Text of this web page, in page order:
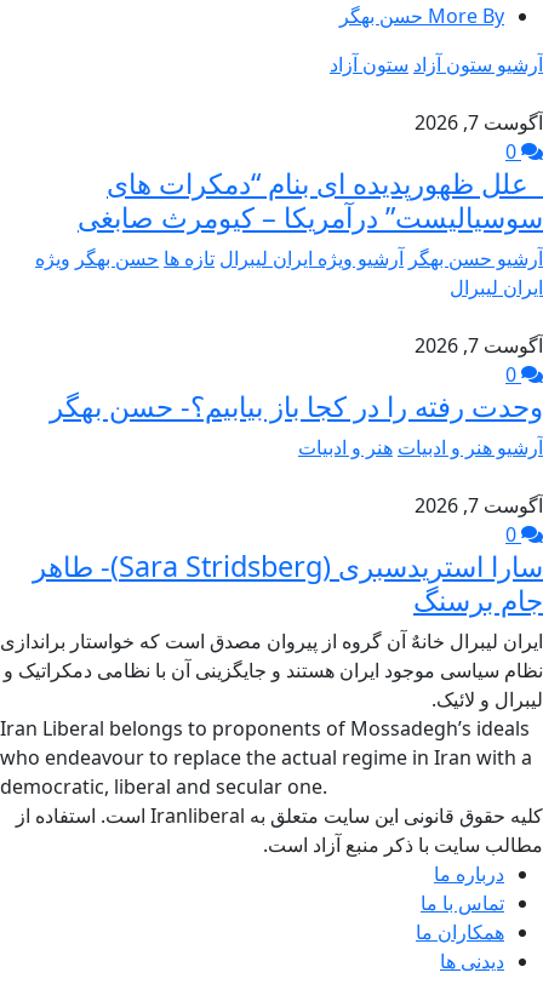
More By حسن بهگر
آرشیو ستون آزاد ستون آزاد
آگوست 7, 2026
علل ظهورپدیده ای بنام “دمکرات های
سوسیالیست” درآمریکا – کیومرث صابغی
آرشیو حسن بهگر آرشیو ویژه ایران لیبرال تازه ها حسن بهگر ویژه
ایران لیبرال
آگوست 7, 2026
وحدت رفته را در کجا باز بیابیم؟- حسن بهگر
آرشیو هنر و ادبیات هنر و ادبیات
آگوست 7, 2026
سارا استریدسبری (Sara Stridsberg)- طاهر
جام برسنگ
ایران لیبرال خانهٌ آن گروه از پیروان مصدق است که خواستار براندازی
نظام سیاسی موجود ایران هستند و جایگزینی آن با نظامی دمکراتیک و
لیبرال و لائیک.
Iran Liberal belongs to proponents of Mossadegh’s ideals
who endeavour to replace the actual regime in Iran with a
democratic, liberal and secular one.
کلیه حقوق قانونی این سایت متعلق به Iranliberal است. استفاده از
مطالب سایت با ذکر منبع آزاد است.
درباره ما
تماس با ما
همکاران ما
دیدنی ها